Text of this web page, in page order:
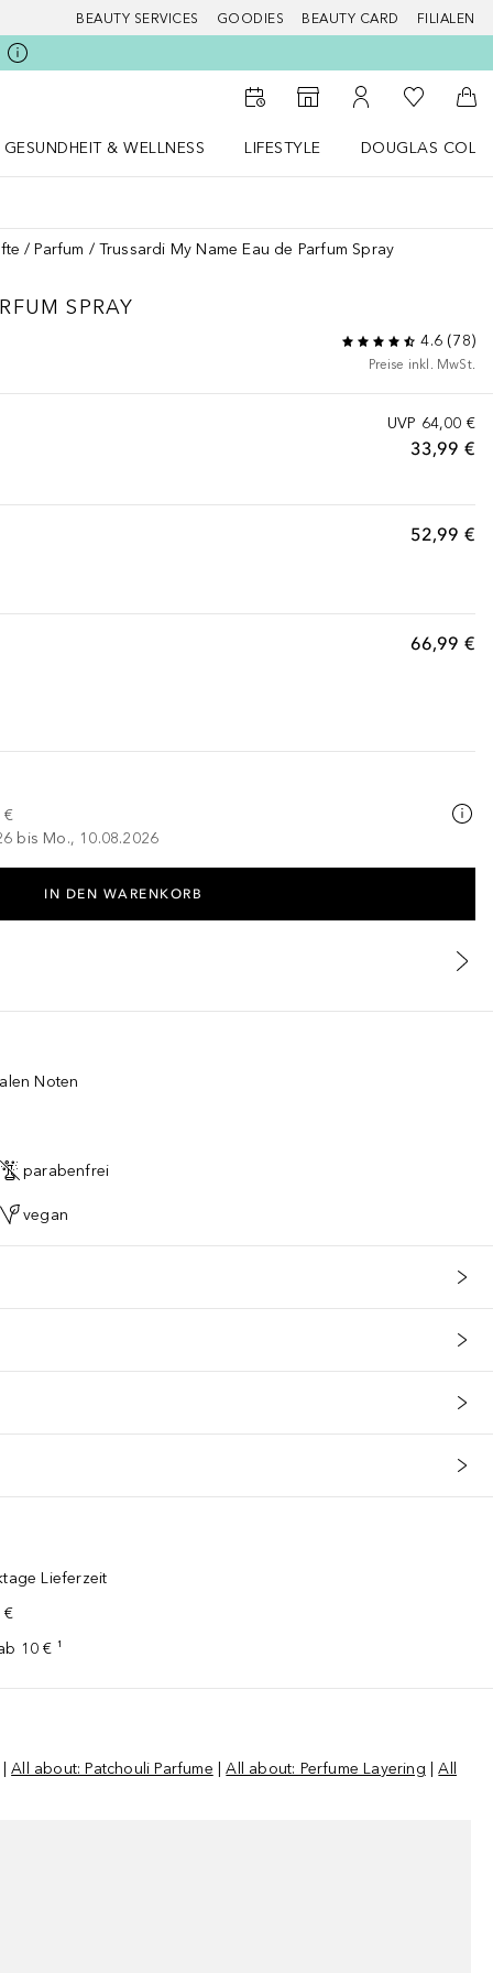
BEAUTY SERVICES GOODIES BEAUTY CARD FILIALEN
Zum Storefinder
Zu Meinem
Zu Meiner
GESUNDHEIT & WELLNESS
LIFESTYLE
DOUGLAS
Parfum Trussardi My Name Eau de Parfum Spray
SPRAY
4.6(78)
Preise inkl. MwSt.
UVP 64,00 €
33,99 €
52,99 €
66,99 €
€
bis Mo., 10.08.2026
IN DEN WARENKORB
Noten
parabenfrei
vegan
Lieferzeit
€
10 € ¹
All about: Patchouli Parfume |All about: Perfume Layering |All